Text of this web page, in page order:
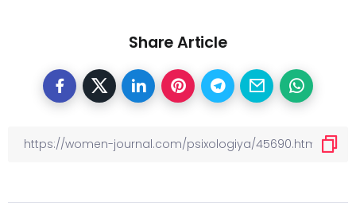
Share Article